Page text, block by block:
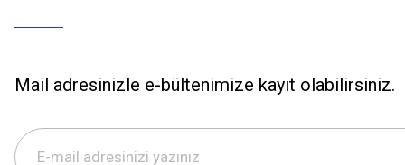
Mail adresinizle e-bültenimize kayıt olabilirsiniz.